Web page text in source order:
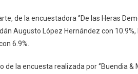
de la encuestadora ‘’De las Heras
Augusto López Hernández con
6.9%.
de la encuesta realizada por ‘’Buendia